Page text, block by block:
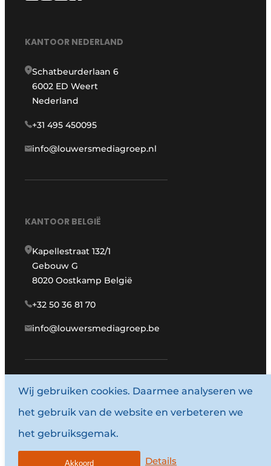
KANTOOR NEDERLAND
Schatbeurderlaan 6
6002 ED Weert
Nederland
+31 495 450095
info@louwersmediagroep.nl
KANTOOR BELGIË
Kapellestraat 132/1
Gebouw G
8020 Oostkamp België
+32 50 36 81 70
info@louwersmediagroep.be
www.louwersmediagroep.com
© 1987 - 2026 Louwersmediagroep.
Algemene voorwaarden
Wij gebruiken cookies. Daarmee analyseren we
het gebruik van de website en verbeteren we
het gebruiksgemak.
Details
Akkoord